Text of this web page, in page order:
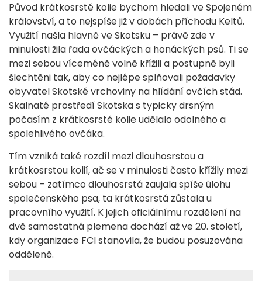
Původ krátkosrsté kolie bychom hledali ve Spojeném
království, a to nejspíše již v dobách příchodu Keltů.
Využití našla hlavně ve Skotsku – právě zde v
minulosti žila řada ovčáckých a honáckých psů. Ti se
mezi sebou víceméně volně křížili a postupně byli
šlechtěni tak, aby co nejlépe splňovali požadavky
obyvatel Skotské vrchoviny na hlídání ovčích stád.
Skalnaté prostředí Skotska s typicky drsným
počasím z krátkosrsté kolie udělalo odolného a
spolehlivého ovčáka.
Tím vzniká také rozdíl mezi dlouhosrstou a
krátkosrstou kolií, ač se v minulosti často křížily mezi
sebou – zatímco dlouhosrstá zaujala spíše úlohu
společenského psa, ta krátkosrstá zůstala u
pracovního využití. K jejich oficiálnímu rozdělení na
dvě samostatná plemena dochází až ve 20. století,
kdy organizace FCI stanovila, že budou posuzována
odděleně.